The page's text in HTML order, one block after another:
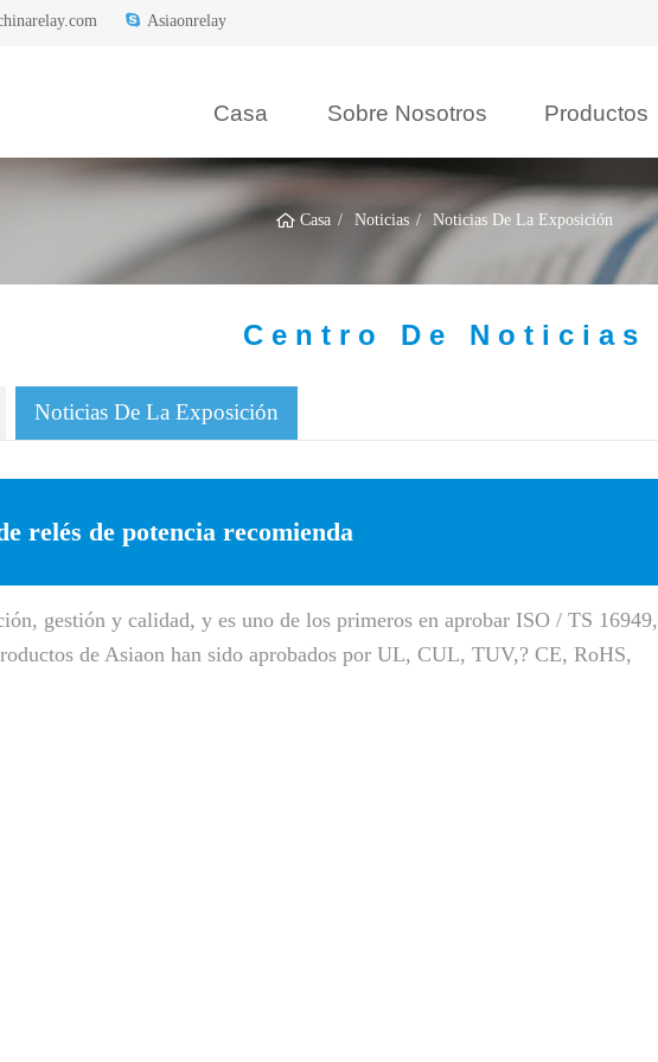
Asiaonrelay
Casa Sobre Nosotros Productos
Casa Noticias Noticias De La Exposición
Centro De Noticias
Noticias De La Exposición
relés de potencia recomienda
gestión y calidad, y es uno de los primeros en aprobar ISO / TS 16949,
de Asiaon han sido aprobados por UL, CUL, TUV,? CE, RoHS,